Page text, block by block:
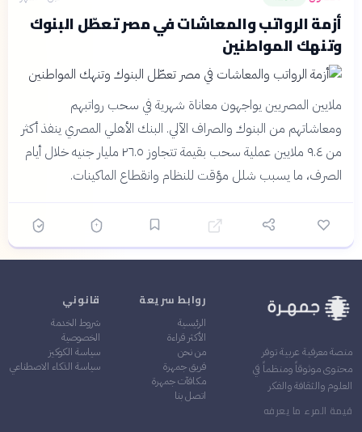
أزمة الرواتب والمعاشات في مصر تعطّل البنوك
وتنهك المواطنين
ملايين المصريين يواجهون معاناة شهرية في سحب رواتبهم
ومعاشاتهم من البنوك والصراف الآلي. البنك الأهلي المصري ينفذ أكثر
من ٩.٤ ملايين عملية سحب بقيمة تتجاوز ٢٦.٥ مليار جنيه خلال أيام
الصرف، ما يسبب شلل مؤقت للنظام وانقطاع الماكينات.
منصة معرفية عربية توفر
محتوى موثوقاً ومنظماً في
العلوم والثقافة والفكر
قيمة المرء ما يعرفه
روابط سريعة
الرئيسية
الأكثر قراءة
من نحن
فريق جمهرة
مكافآت جمهرة
اتصل بنا
قانوني
شروط الخدمة
الخصوصية
سياسة الكوكيز
سياسة الذكاء الاصطناعي